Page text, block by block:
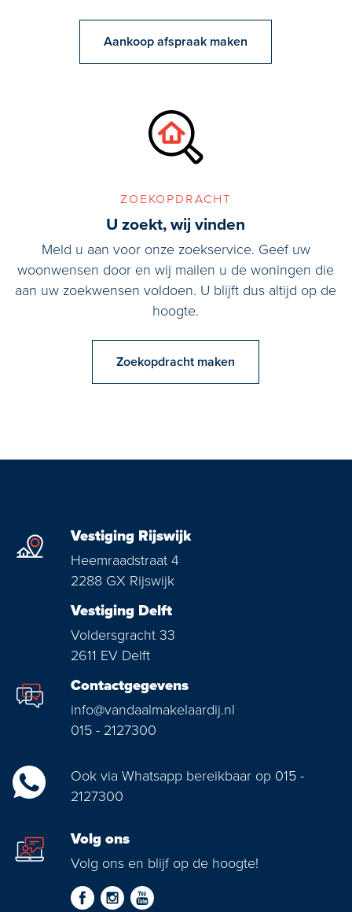
Aankoop afspraak maken
zoekopdracht
U zoekt, wij vinden
Meld u aan voor onze zoekservice. Geef uw
woonwensen door en wij mailen u de woningen die
aan uw zoekwensen voldoen. U blijft dus altijd op de
hoogte.
Zoekopdracht maken
Vestiging Rijswijk
Heemraadstraat 4
2288 GX Rijswijk
Vestiging Delft
Voldersgracht 33
2611 EV Delft
Contactgegevens
info@vandaalmakelaardij.nl
015 - 2127300
Ook via Whatsapp bereikbaar op 015 -
2127300
Volg ons
Volg ons en blijf op de hoogte!